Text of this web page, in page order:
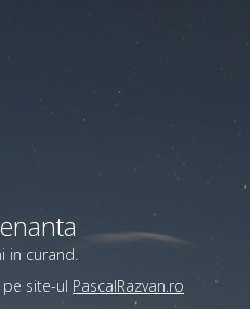
in curand.
site-ul PascalRazvan.ro